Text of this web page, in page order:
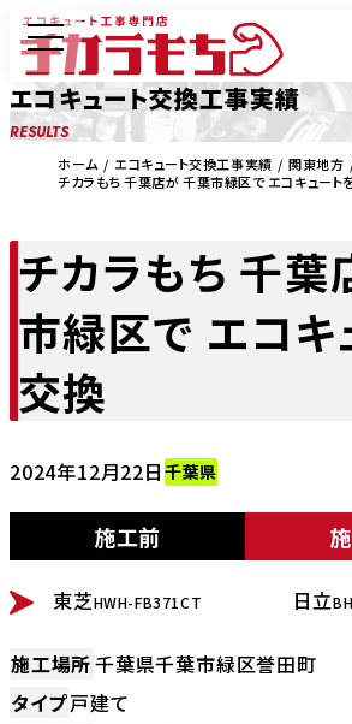
エコキュート交換工事実績
RESULTS
ホーム エコキュート交換工事実績 関東地方
チカラもち 千葉店が 千葉市緑区で エコキュート
チカラもち 千葉
市緑区で エコキ
交換
2024年12月22日 千葉県
施工前
BEFORE
東芝HWH-FB371CT AFTER
日立
施工場所千葉県千葉市緑区誉田町
タイプ戸建て